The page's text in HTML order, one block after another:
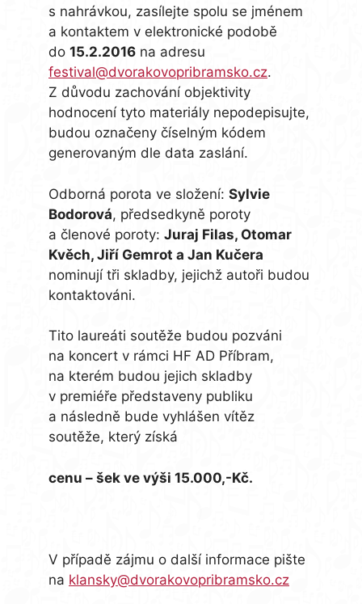
s nahrávkou, zasílejte spolu se jménem
a kontaktem v elektronické podobě
do 15.2.2016 na adresu
festival@dvorakovopribramsko.cz.
Z důvodu zachování objektivity
hodnocení tyto materiály nepodepisujte,
budou označeny číselným kódem
generovaným dle data zaslání.
Odborná porota ve složení: Sylvie
Bodorová, předsedkyně poroty
a členové poroty: Juraj Filas, Otomar
Kvěch, Jiří Gemrot a Jan Kučera
nominují tři skladby, jejichž autoři budou
kontaktováni.
Tito laureáti soutěže budou pozváni
na koncert v rámci HF AD Příbram,
na kterém budou jejich skladby
v premiéře představeny publiku
a následně bude vyhlášen vítěz
soutěže, který získá
cenu – šek ve výši 15.000,-Kč.
V případě zájmu o další informace pište
na klansky@dvorakovopribramsko.cz